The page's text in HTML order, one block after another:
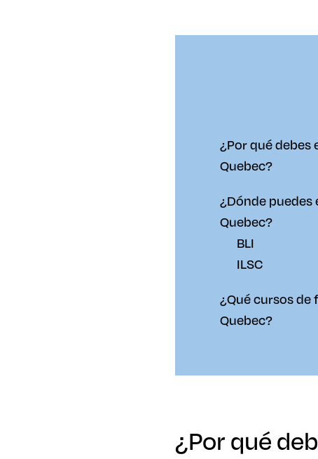
¿Por qué debes
Quebec?
¿Dónde
Quebec?
BLI
ILSC
¿Qué cursos de
Quebec?
¿Por qué